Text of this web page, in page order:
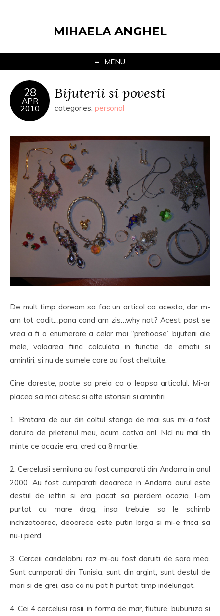
MIHAELA ANGHEL
MENU
28
APR
2010
Bijuterii si povesti
categories: personal
De mult timp doream sa fac un articol ca acesta, dar m-
am tot codit…pana cand am zis…why not? Acest post se
vrea a fi o enumerare a celor mai “pretioase” bijuterii ale
mele, valoarea fiind calculata in functie de emotii si
amintiri, si nu de sumele care au fost cheltuite.
Cine doreste, poate sa preia ca o leapsa articolul. Mi-ar
placea sa mai citesc si alte istorisiri si amintiri.
1. Bratara de aur din coltul stanga de mai sus mi-a fost
daruita de prietenul meu, acum cativa ani. Nici nu mai tin
minte ce ocazie era, cred ca 8 martie.
2. Cercelusii semiluna au fost cumparati din Andorra in anul
2000. Au fost cumparati deoarece in Andorra aurul este
destul de ieftin si era pacat sa pierdem ocazia. I-am
purtat cu mare drag, insa trebuie sa le schimb
inchizatoarea, deoarece este putin larga si mi-e frica sa
nu-i pierd.
3. Cerceii candelabru roz mi-au fost daruiti de sora mea.
Sunt cumparati din Tunisia, sunt din argint, sunt destul de
mari si de grei, asa ca nu pot fi purtati timp indelungat.
4. Cei 4 cercelusi rosii, in forma de mar, fluture, buburuza si